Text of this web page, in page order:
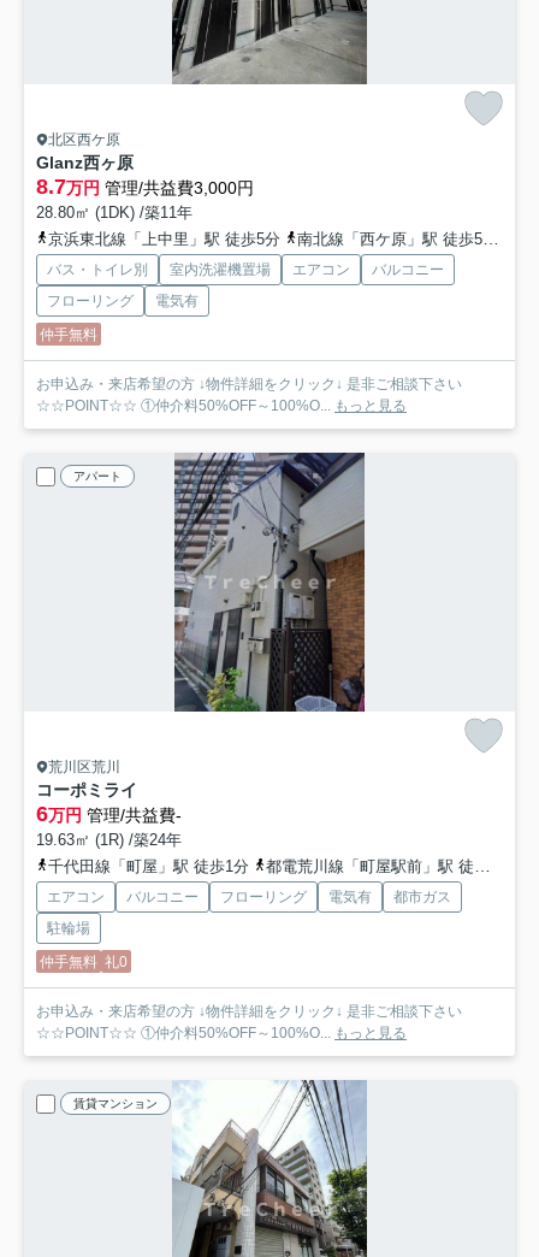
北区西ケ原
Glanz西ヶ原
8.7万円 管理/共益費3,000円
28.80㎡ (1DK) /築11年
京浜東北線「上中里」駅 徒歩5分
南北線「西ケ原」駅 徒歩5分
バス・トイレ別 室内洗濯機置場 エアコン
バルコニー
フローリング
電気有
仲手無料
お申込み・来店希望の方 ↓物件詳細をクリック↓ 是非ご相談下さい
☆☆POINT☆☆ ①仲介料50%OFF～100%O... もっと見る
アパート
荒川区荒川
コーポミライ
6万円 管理/共益費-
19.63㎡ (1R) /築24年
千代田線「町屋」駅 徒歩1分
都電荒川線「町屋駅前」駅 徒歩1分
エアコン バルコニー フローリング 電気有
都市ガス
駐輪場
仲手無料 礼0
お申込み・来店希望の方 ↓物件詳細をクリック↓ 是非ご相談下さい
☆☆POINT☆☆ ①仲介料50%OFF～100%O... もっと見る
賃貸マンション